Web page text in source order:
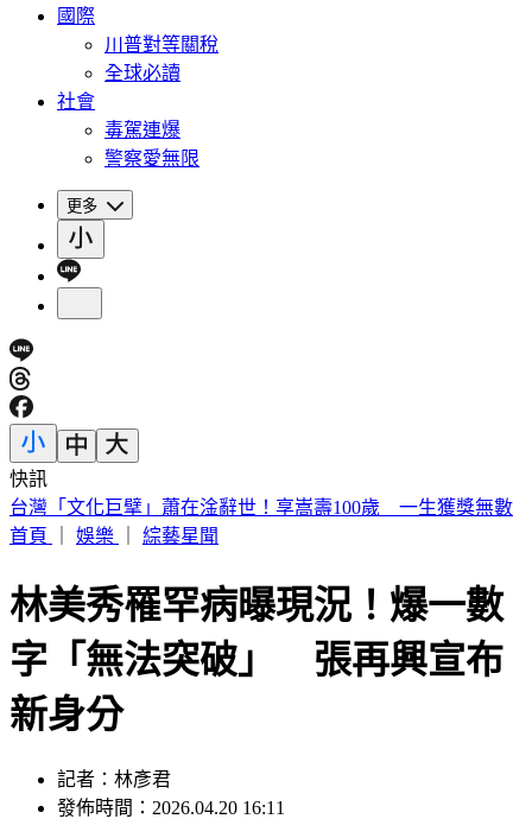
國際
川普對等關稅
全球必讀
社會
毒駕連爆
警察愛無限
更多
快訊
鋼吉他國寶級音樂大師驚傳離世！湯米德塔莫享壽70歲
首頁
娛樂 綜藝星聞
林美秀罹罕病曝現況！爆一數
字「無法突破」 張再興宣布
新身分
記者：林彥君
發佈時間：2026.04.20 16:11